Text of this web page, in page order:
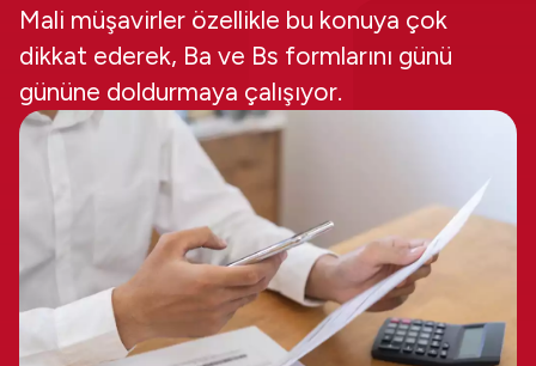
Mali müşavirler özellikle bu konuya çok
dikkat ederek, Ba ve Bs formlarını günü
gününe doldurmaya çalışıyor.